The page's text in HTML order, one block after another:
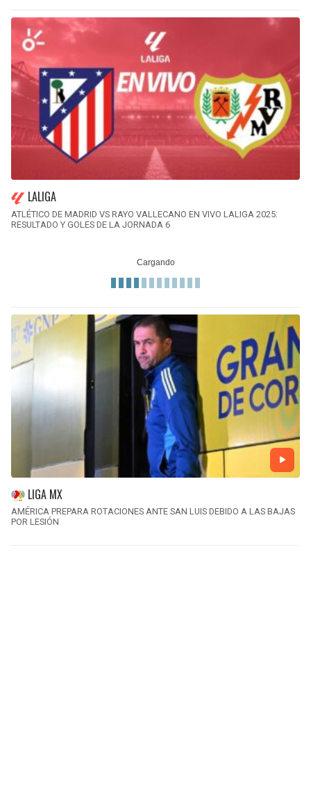
LALIGA
ATLÉTICO DE MADRID VS RAYO VALLECANO EN VIVO LALIGA 2025:
RESULTADO Y GOLES DE LA JORNADA 6
LIGA MX
AMÉRICA PREPARA ROTACIONES ANTE SAN LUIS DEBIDO A LAS BAJAS
POR LESIÓN